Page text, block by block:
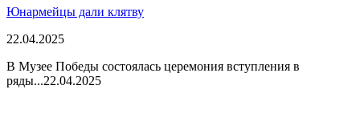
Юнармейцы дали клятву
22.04.2025
В Музее Победы состоялась церемония вступления в
ряды...22.04.2025